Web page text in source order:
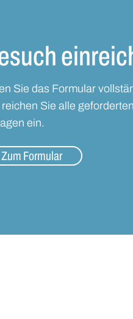
Sie das Formular
reichen Sie alle geforderten
ein.
Zum Formular